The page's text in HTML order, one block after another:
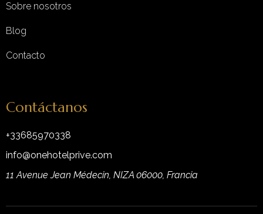
Sobre nosotros
Blog
Contacto
Contáctanos
+33685970338
info@onehotelprive.com
11 Avenue Jean Médecin, NIZA 06000, Francia